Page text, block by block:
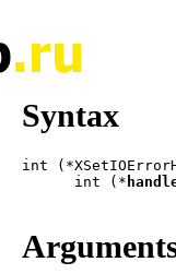
Syntax
int
      int (*